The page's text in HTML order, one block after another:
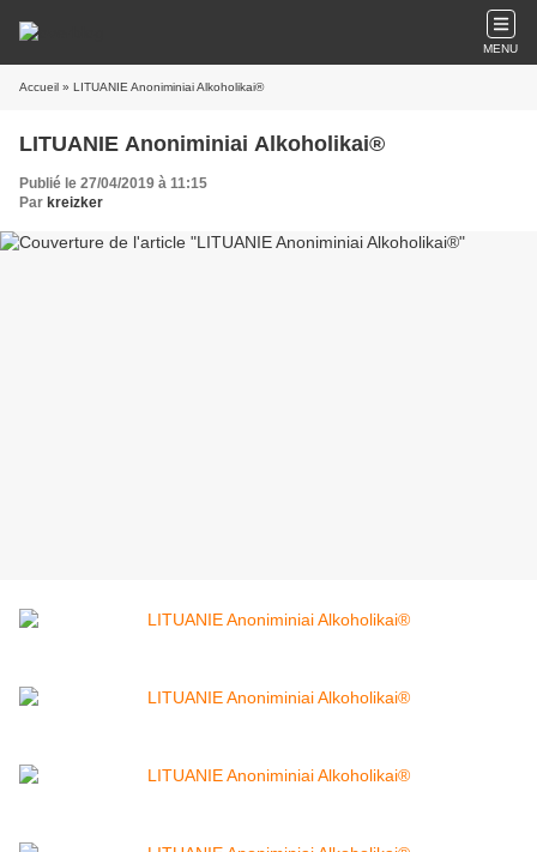
MENU
Accueil » LITUANIE Anoniminiai Alkoholikai®
LITUANIE Anoniminiai Alkoholikai®
Publié le 27/04/2019 à 11:15
Par kreizker